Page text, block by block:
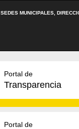
SEDES MUNICIPALES,
Portal de
Transparencia
Portal de